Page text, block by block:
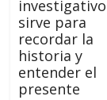
investigativo
sirve para
recordar la
historia y
entender el
presente